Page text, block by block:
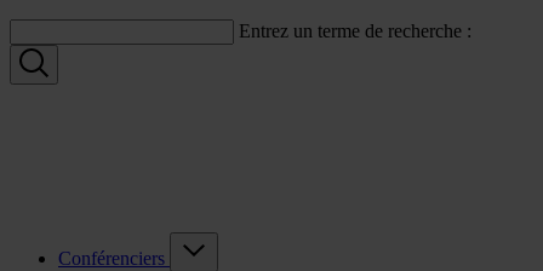
Entrez un terme de recherche :
Conférenciers